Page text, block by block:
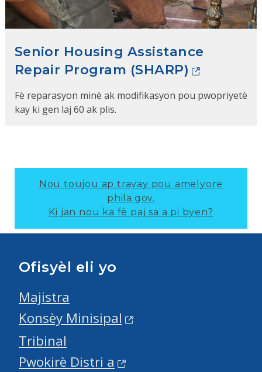
Senior Housing Assistance
Repair Program (SHARP)
Fè reparasyon minè ak modifikasyon pou pwopriyetè
kay ki gen laj 60 ak plis.
Nou toujou ap travay pou amelyore
phila.gov.
Ki jan nou ka fè paj sa a pi byen?
Ofisyèl eli yo
Majistra
Konsèy Minisipal
Tribinal
Pwokirè Distri a